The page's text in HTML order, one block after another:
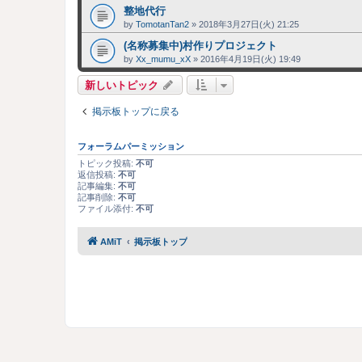
整地代行
by TomotanTan2 » 2018年3月27日(火) 21:25
(名称募集中)村作りプロジェクト
by Xx_mumu_xX » 2016年4月19日(火) 19:49
新しいトピック
掲示板トップに戻る
フォーラムパーミッション
トピック投稿: 不可
返信投稿: 不可
記事編集: 不可
記事削除: 不可
ファイル添付: 不可
AMiT 掲示板トップ